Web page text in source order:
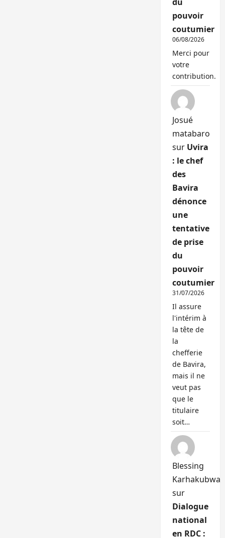
pouvoir
coutumier
06/08/2026
Merci pour
votre
contribution.
Josué
matabaro
sur Uvira
: le chef
des
Bavira
dénonce
une
tentative
de prise
du
pouvoir
coutumier
31/07/2026
Il assure
l'intérim à
la tête de
la
chefferie
de Bavira,
mais il ne
veut pas
que le
titulaire
soit…
Blessing
Karhakubwa
sur
Dialogue
national
en RDC :